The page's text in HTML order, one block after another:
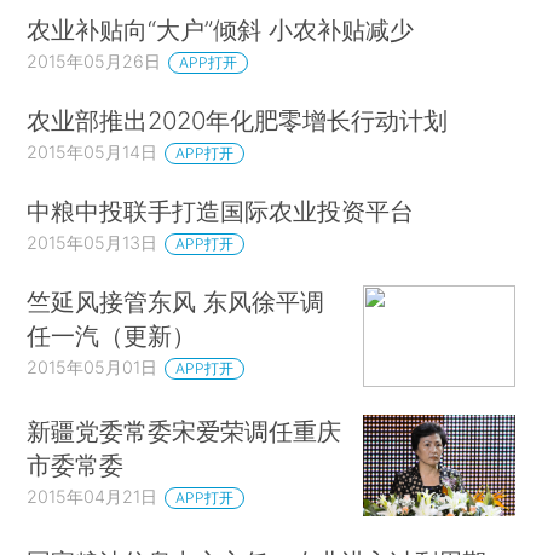
农业补贴向“大户”倾斜 小农补贴减少
2015年05月26日 APP打开
农业部推出2020年化肥零增长行动计划
2015年05月14日 APP打开
中粮中投联手打造国际农业投资平台
2015年05月13日 APP打开
竺延风接管东风 东风徐平调
任一汽（更新）
2015年05月01日 APP打开
新疆党委常委宋爱荣调任重庆
市委常委
2015年04月21日 APP打开